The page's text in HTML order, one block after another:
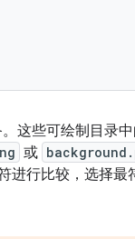
这些可绘制目录
或
进行比较，选择最